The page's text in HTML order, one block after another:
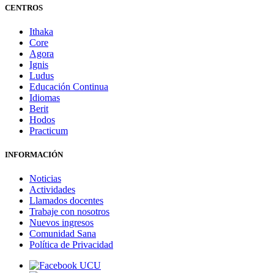
CENTROS
Ithaka
Core
Agora
Ignis
Ludus
Educación Continua
Idiomas
Berit
Hodos
Practicum
INFORMACIÓN
Noticias
Actividades
Llamados docentes
Trabaje con nosotros
Nuevos ingresos
Comunidad Sana
Política de Privacidad